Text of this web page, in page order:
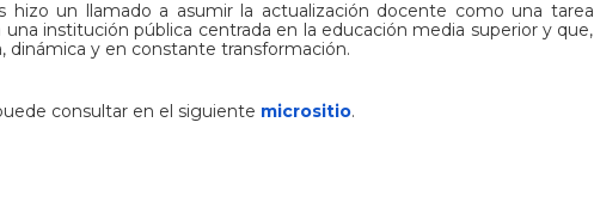
hizo un llamado a asumir la actualización docente como una tarea
institución pública centrada en la educación media superior y que,
dinámica y en constante transformación.
consultar en el siguiente micrositio.